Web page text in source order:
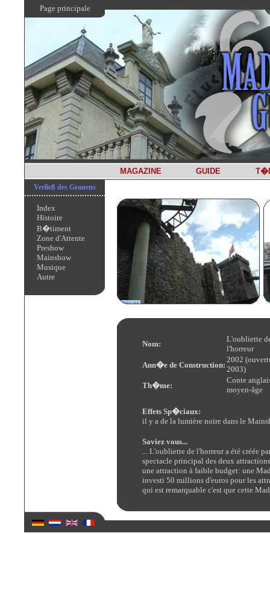
Page principale
MAGAZINE GUIDE
Verließ des Grauens
Index
Histoire
B�timent
Zone d'Attente
Preshow
Mainshow
Musique
Autre
Nom:
L'oubliette
l'horreur
Ann�e de Construction:
2002
2003)
Th�me:
Conte
moyen-âge
Effets Sp�ciaux:
il y a de la lumière noire dans le
Saviez vous...
... L'oubliette de l'horreur a été créée
spectacle principal des deux
une attraction à faible budget: une
investi 50 millions d'euros pour les
qui est remarquable c'est que cette